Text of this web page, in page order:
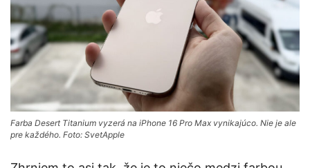
Farba Desert Titanium vyzerá na iPhone 16 Pro Max vynikajúco. Nie je ale
pre každého. Foto: SvetApple